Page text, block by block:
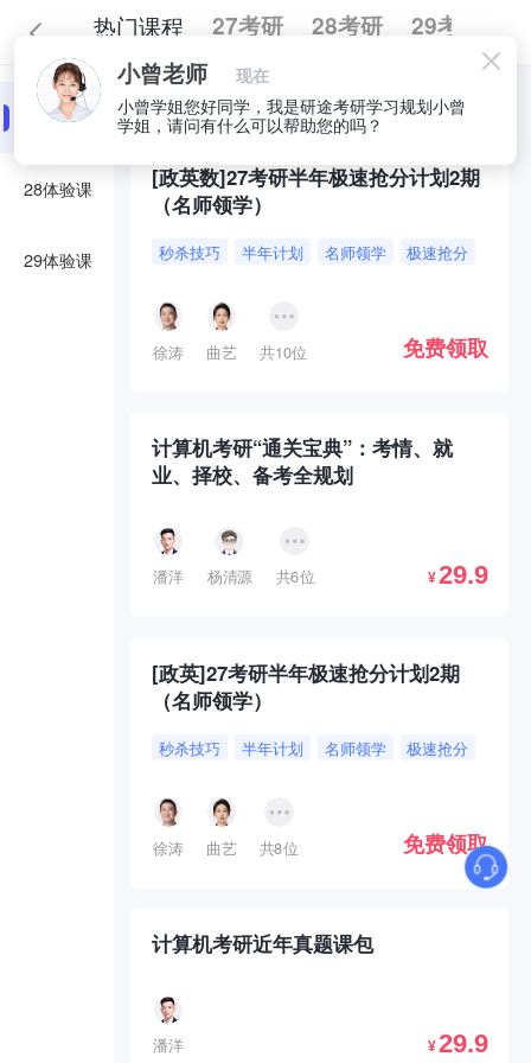
热门课程 27考研 28考研 29考研
27体验课
28体验课
29体验课
全部 必囤好课
[政英数]27考研半年极速抢分计划2期
（名师领学）
秒杀技巧 半年计划 名师领学 极速抢分
徐涛 曲艺 共10位 免费领取
计算机考研“通关宝典”：考情、就
业、择校、备考全规划
潘洋 杨清源 共6位 ¥29.9
[政英]27考研半年极速抢分计划2期
（名师领学）
秒杀技巧 半年计划 名师领学 极速抢分
徐涛 曲艺 共8位 免费领取
计算机考研近年真题课包
潘洋 ¥29.9
小曾老师
现在
小曾学姐您好同学，我是研途考研学习规划小曾
学姐，请问有什么可以帮助您的吗？